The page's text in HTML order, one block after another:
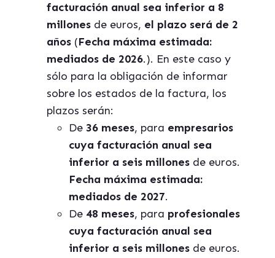
facturación anual sea inferior a 8
millones de euros, el plazo será de 2
años (Fecha máxima estimada:
mediados de 2026.). En este caso y
sólo para la obligación de informar
sobre los estados de la factura, los
plazos serán:
De 36 meses, para empresarios
cuya facturación anual sea
inferior a seis millones de euros.
Fecha máxima estimada:
mediados de 2027.
De 48 meses, para profesionales
cuya facturación anual sea
inferior a seis millones de euros.